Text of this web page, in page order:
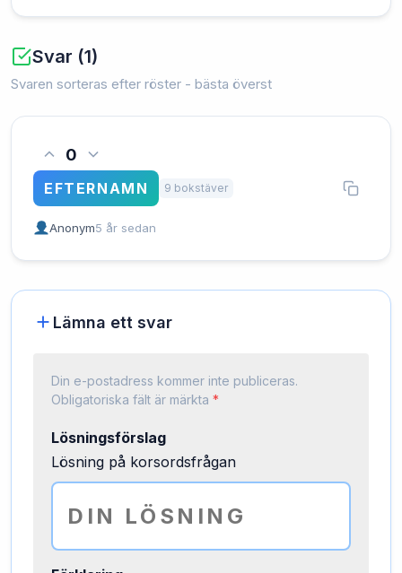
Svar (1)
Svaren sorteras efter röster - bästa överst
0
EFTERNAMN 9 bokstäver
Anonym5 år sedan
Lämna ett svar
Din e-postadress kommer inte publiceras.
Obligatoriska fält är märkta *
Lösningsförslag
Lösning på korsordsfrågan